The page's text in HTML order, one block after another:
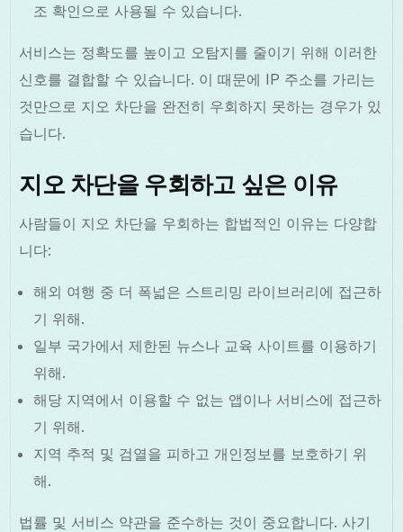
조 확인으로 사용될 수 있습니다.
서비스는 정확도를 높이고 오탐지를 줄이기 위해 이러한
신호를 결합할 수 있습니다. 이 때문에 IP 주소를 가리는
것만으로 지오 차단을 완전히 우회하지 못하는 경우가 있
습니다.
지오 차단을 우회하고 싶은 이유
사람들이 지오 차단을 우회하는 합법적인 이유는 다양합
니다:
해외 여행 중 더 폭넓은 스트리밍 라이브러리에 접근하
기 위해.
일부 국가에서 제한된 뉴스나 교육 사이트를 이용하기
위해.
해당 지역에서 이용할 수 없는 앱이나 서비스에 접근하
기 위해.
지역 추적 및 검열을 피하고 개인정보를 보호하기 위
해.
법률 및 서비스 약관을 준수하는 것이 중요합니다. 사기